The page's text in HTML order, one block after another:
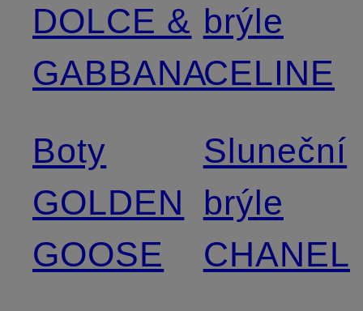
DOLCE &
GABBANA
Boty
GOLDEN
GOOSE
brýle
CELINE
Sluneční
brýle
CHANEL